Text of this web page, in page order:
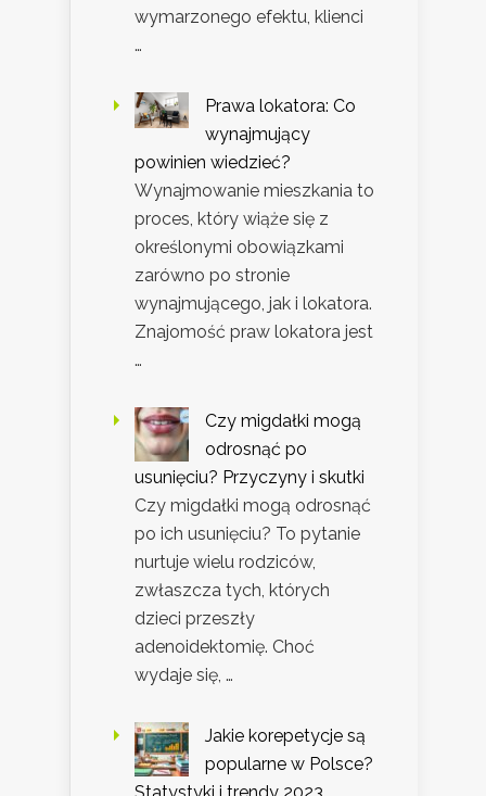
wymarzonego efektu, klienci
…
Prawa lokatora: Co
wynajmujący
powinien wiedzieć?
Wynajmowanie mieszkania to
proces, który wiąże się z
określonymi obowiązkami
zarówno po stronie
wynajmującego, jak i lokatora.
Znajomość praw lokatora jest
…
Czy migdałki mogą
odrosnąć po
usunięciu? Przyczyny i skutki
Czy migdałki mogą odrosnąć
po ich usunięciu? To pytanie
nurtuje wielu rodziców,
zwłaszcza tych, których
dzieci przeszły
adenoidektomię. Choć
wydaje się, …
Jakie korepetycje są
popularne w Polsce?